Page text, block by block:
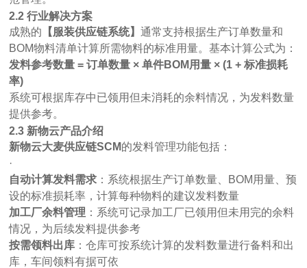
2.2 行业解决方案
成熟的 【服装供应链系统】通常支持根据生产订单数量和
BOM物料清单计算所需物料的标准用量。基本计算公式为：
发料参考数量 = 订单数量 × 单件BOM用量 × (1 + 标准损耗
率)
系统可根据库存中已领用但未消耗的余料情况，为发料数量
提供参考。
2.3 新物云产品介绍
新物云大麦供应链SCM的发料管理功能包括：
·
自动计算发料需求 ：系统根据生产订单数量、 BOM用量、预
设的标准损耗率，计算每种物料的建议发料数量
加工厂余料管理 ：系统可记录加工厂已领用但未用完的余料
情况，为后续发料提供参考
按需领料出库 ：仓库可按系统计算的发料数量进行备料和出
库，车间领料有据可依